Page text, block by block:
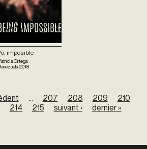
imposible
Ortega
2018
… 207 208 209
210
214 215 suivant › dernier »